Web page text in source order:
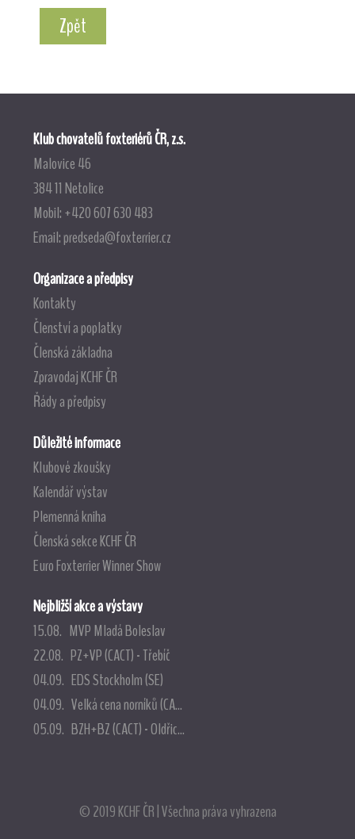
Zpět
Klub chovatelů foxteriérů ČR, z.s.
Malovice 46
384 11 Netolice
Mobil: +420 607 630 483
Email:predseda@foxterrier.cz
Organizace a předpisy
Kontakty
Členství a poplatky
Členská základna
Zpravodaj KCHF ČR
Řády a předpisy
Důležité informace
Klubové zkoušky
Kalendář výstav
Plemenná kniha
Členská sekce KCHF ČR
Euro Foxterrier Winner Show
Nejbližší akce a výstavy
15.08. MVP Mladá Boleslav
22.08. PZ+VP (CACT) - Třebíč
04.09. EDS Stockholm (SE)
04.09. Velká cena norníků (CA...
05.09. BZH+BZ (CACT) - Oldřic...
© 2019 KCHF ČR | Všechna práva vyhrazena